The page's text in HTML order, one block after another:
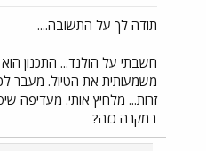
תודה לך על התשובה....
חשבתי על הולנד... התכנון
משמעותית את הטיול. מעבר
זרות... מלחיץ אותי. מעדיפה
במקרה כזה?